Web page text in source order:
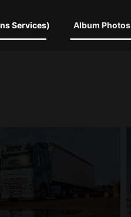
Services) Album Photos